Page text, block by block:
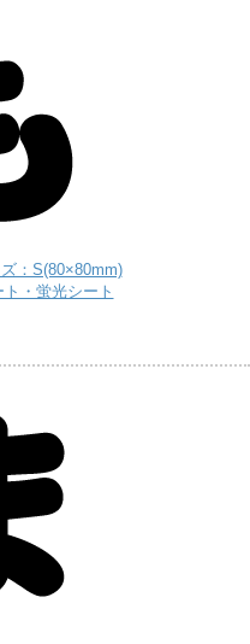
：S(80×80mm)
・蛍光シート